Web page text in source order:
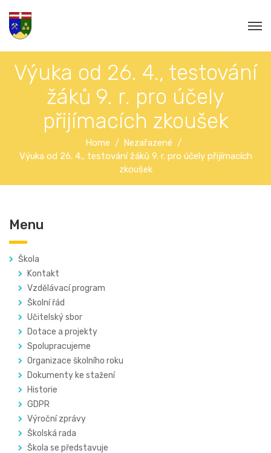
Výuka od 26. 4., testování
žáků 9. r. pro účely
přijímacích zkoušek
Home
Nezařazené
Výuka od 26. 4., testování žáků 9. r. pro účely přijímacích
zkoušek
Menu
Škola
Kontakt
Vzdělávací program
Školní řád
Učitelský sbor
Dotace a projekty
Spolupracujeme
Organizace školního roku
Dokumenty ke stažení
Historie
GDPR
Výroční zprávy
Školská rada
Škola se představuje